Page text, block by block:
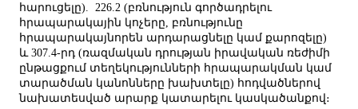
հարուցելը). 226.2 (բռնություն գործադրելու
հրապարակային կոչերը, բռնությունը
հրապարակայնորեն արդարացնելը կամ քարոզելը)
և 307.4-րդ (ռազմական դրության իրավական ռեժիմի
ընթացքում տեղեկությունների հրապարակման կամ
տարածման կանոնները խախտելը) հոդվածներով
նախատեսված արարք կատարելու կասկածանքով։